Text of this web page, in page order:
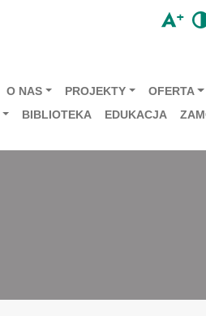
O NAS PROJEKTY OFERTA
BIBLIOTEKA EDUKACJA